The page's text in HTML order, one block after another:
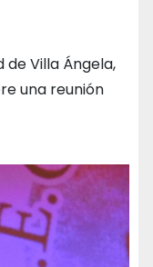
Villa Ángela,
una reunión